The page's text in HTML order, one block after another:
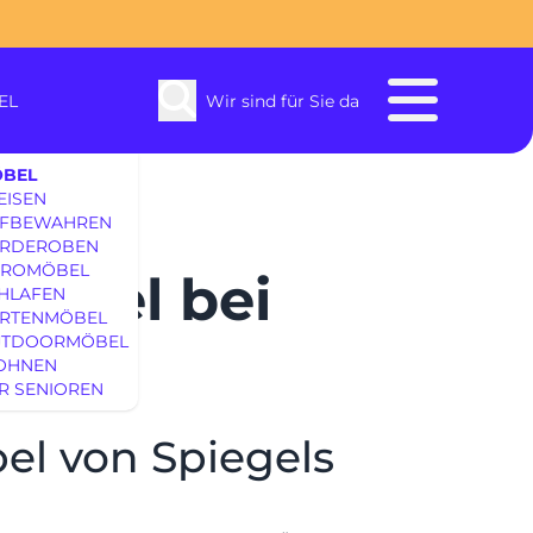
SENIOREN
Wir sind für Sie da
bei
von Spiegels